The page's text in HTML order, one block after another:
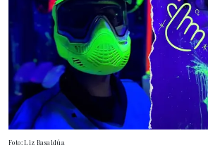
Foto: Liz Basaldúa